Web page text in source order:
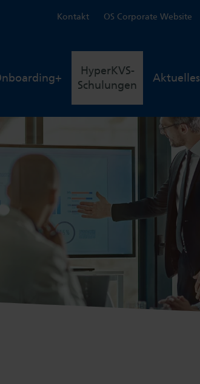
HyperKVS-
Schulungen
Aktuelles
Kontakt OS Corporate Website